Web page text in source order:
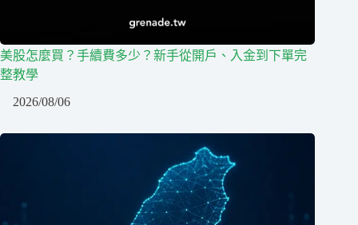
美股怎麼買？手續費多少？新手從開戶、入金到下單完
整教學
2026/08/06